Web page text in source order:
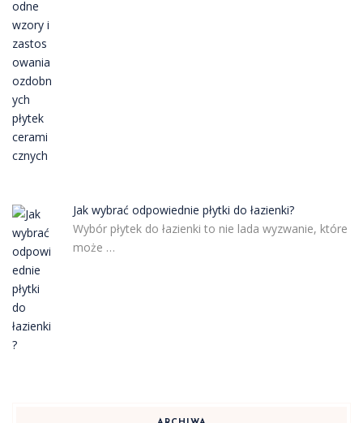
Jak wybrać odpowiednie płytki do łazienki?
Wybór płytek do łazienki to nie lada wyzwanie, które
może …